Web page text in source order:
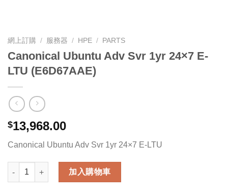
網上訂購 / 服務器 / HPE / PARTS
Canonical Ubuntu Adv Svr 1yr 24×7 E-
LTU (E6D67AAE)
$13,968.00
Canonical Ubuntu Adv Svr 1yr 24×7 E-LTU
Canonical Ubuntu Adv Svr 1yr 24x7 E-LTU (E6D67AAE) 數量
加入購物車